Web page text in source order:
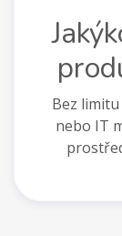
Bez
nebo IT